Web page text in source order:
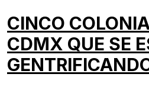
CINCO
CDMX QUE SE